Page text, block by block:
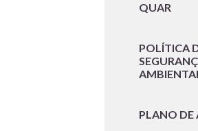
QUAR
POLÍTICA
PLANO DE